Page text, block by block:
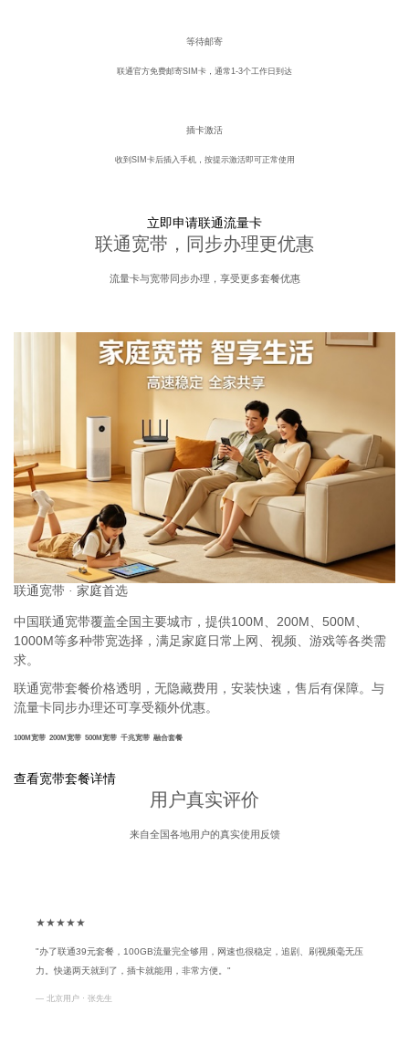
等待邮寄
联通官方免费邮寄SIM卡，通常1-3个工作日到达
插卡激活
收到SIM卡后插入手机，按提示激活即可正常使用
立即申请联通流量卡
联通宽带，同步办理更优惠
流量卡与宽带同步办理，享受更多套餐优惠
联通宽带 · 家庭首选
中国联通宽带覆盖全国主要城市，提供100M、200M、500M、
1000M等多种带宽选择，满足家庭日常上网、视频、游戏等各类需
求。
联通宽带套餐价格透明，无隐藏费用，安装快速，售后有保障。与
流量卡同步办理还可享受额外优惠。
100M宽带 200M宽带 500M宽带 千兆宽带 融合套餐
查看宽带套餐详情
用户真实评价
来自全国各地用户的真实使用反馈
★★★★★
"办了联通39元套餐，100GB流量完全够用，网速也很稳定，追剧、刷视频毫无压
力。快递两天就到了，插卡就能用，非常方便。"
— 北京用户 · 张先生